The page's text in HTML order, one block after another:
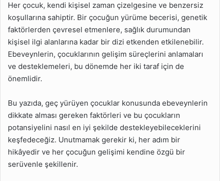
Nelerdir?
Geç Yürüyen Çocuklar
Hakkında Kısa Bilgiler
Geç Yürüyen Çocuklar
İçin Hangi Aktiviteler
Önerilir?
Uyku Düzeni Nasıl
Olmalıdır?
Geç Yürüyen Çocuklar
Hangi Yiyecekleri
Yemelidir?
Çocuğun Yürümesine
Her çocuk, kendi kişisel zaman çizelgesine ve benzersiz
koşullarına sahiptir. Bir çocuğun yürüme becerisi, genetik
faktörlerden çevresel etmenlere, sağlık durumundan
kişisel ilgi alanlarına kadar bir dizi etkenden etkilenebilir.
Ebeveynlerin, çocuklarının gelişim süreçlerini anlamaları
ve desteklemeleri, bu dönemde her iki taraf için de
önemlidir.
Bu yazıda, geç yürüyen çocuklar konusunda ebeveynlerin
dikkate alması gereken faktörleri ve bu çocukların
potansiyelini nasıl en iyi şekilde destekleyebileceklerini
keşfedeceğiz. Unutmamak gerekir ki, her adım bir
hikâyedir ve her çocuğun gelişimi kendine özgü bir
serüvenle şekillenir.